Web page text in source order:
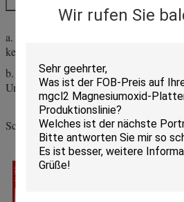
Wir rufen Sie
a. Wasserbeständigkeit: Ohne
keine Veränderung auf der Oberfläche
b. Keine „drei Abfälle“ (Abwasser,
Umweltverschmutzung und Umwelt
Schutz.